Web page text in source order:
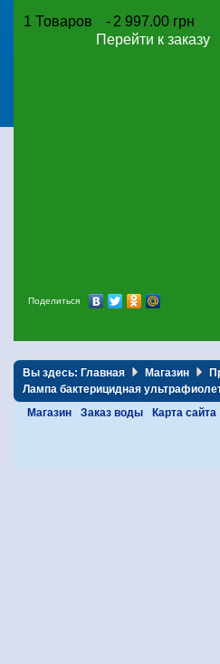
1 Товаров - 2 997.00 грн
Перейти к заказу
Поделиться
Вы здесь: Главная Магазин
Лампа бактерицидная
Магазин
Заказ воды Карта сайта